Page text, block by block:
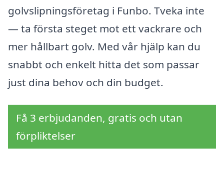
golvslipningsföretag i Funbo. Tveka inte
— ta första steget mot ett vackrare och
mer hållbart golv. Med vår hjälp kan du
snabbt och enkelt hitta det som passar
just dina behov och din budget.
Få 3 erbjudanden, gratis och utan
förpliktelser